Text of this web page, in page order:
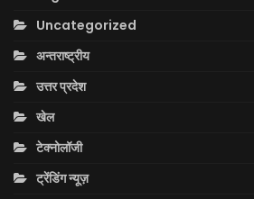
Uncategorized
अन्तराष्ट्रीय
उत्तर प्रदेश
खेल
टेक्नोलॉजी
ट्रेंडिंग न्यूज़